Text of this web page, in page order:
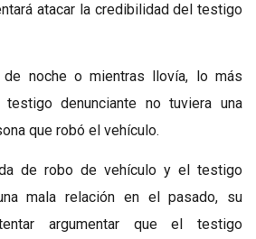
atacar la credibilidad del testigo
noche o mientras llovía, lo más
denunciante no tuviera una
que robó el vehículo.
de robo de vehículo y el testigo
mala relación en el pasado, su
argumentar que el testigo